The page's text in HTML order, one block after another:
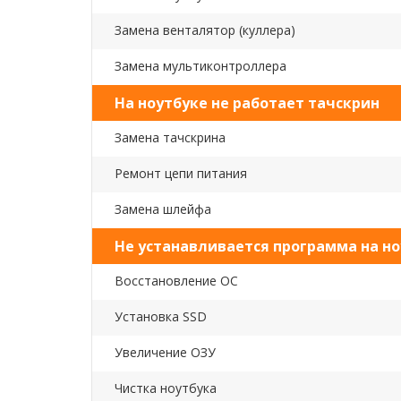
Замена венталятор (куллера)
Замена мультиконтроллера
На ноутбуке не работает тачскрин
Замена тачскрина
Ремонт цепи питания
Замена шлейфа
Не устанавливается программа на
Восстановление ОС
Установка SSD
Увеличение ОЗУ
Чистка ноутбука